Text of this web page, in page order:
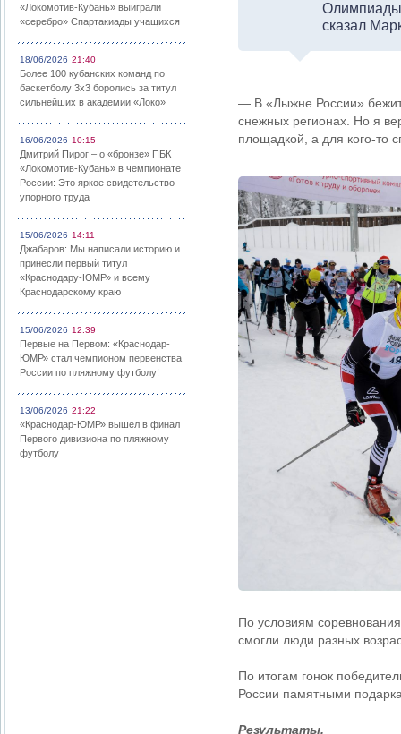
«Локомотив-Кубань» выиграли
«серебро» Спартакиады учащихся
18/06/2026 21:40
Более 100 кубанских команд по
баскетболу 3х3 боролись за титул
сильнейших в академии «Локо»
16/06/2026 10:15
Дмитрий Пирог – о «бронзе» ПБК
«Локомотив-Кубань» в чемпионате
России: Это яркое свидетельство
упорного труда
15/06/2026 14:11
Джабаров: Мы написали историю и
принесли первый титул
«Краснодару-ЮМР» и всему
Краснодарскому краю
15/06/2026 12:39
Первые на Первом: «Краснодар-
ЮМР» стал чемпионом первенства
России по пляжному футболу!
13/06/2026 21:22
«Краснодар-ЮМР» вышел в финал
Первого дивизиона по пляжному
футболу
Олимпиады
сказал
— В «Лыжне России» бежит
снежных регионах. Но я
площадкой, а для кого-то
По условиям
смогли люди разных
По итогам гонок
России памятными
Результаты.